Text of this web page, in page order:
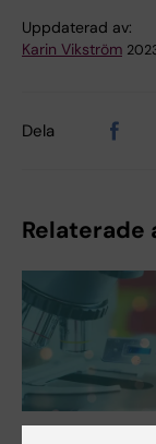
Uppdaterad av:
Karin Vikström
Dela
Relaterade